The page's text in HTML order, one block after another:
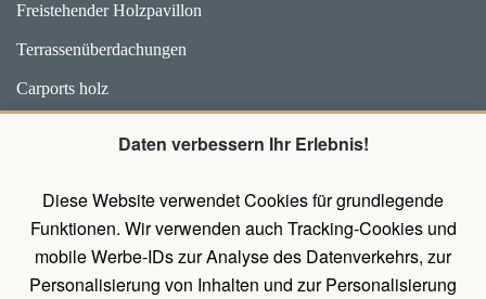
Daten verbessern Ihr Erlebnis!
Diese Website verwendet Cookies für grundlegende
Funktionen. Wir verwenden auch Tracking-Cookies und
mobile Werbe-IDs zur Analyse des Datenverkehrs, zur
Personalisierung von Inhalten und zur Personalisierung
Freistehender Holzpavillon
Terrassenüberdachungen
Carports holz
Pavillons mit Wänden